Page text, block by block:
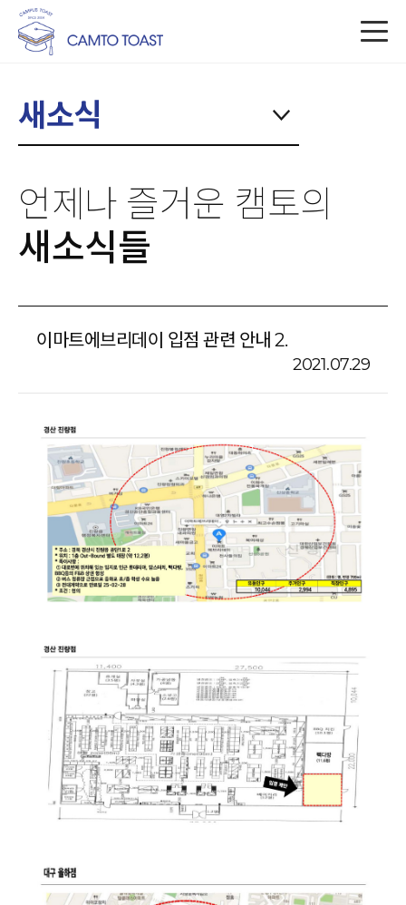
새소식
언제나 즐거운 캠토의
새소식들
이마트에브리데이 입점 관련 안내 2.
2021.07.29